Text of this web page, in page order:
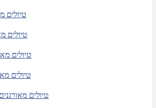
טיולים
טיולים
טיולים
טיולים
טיולים